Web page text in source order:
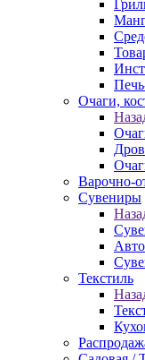
Очаги,
Варочно-
Сувениры
Текстиль